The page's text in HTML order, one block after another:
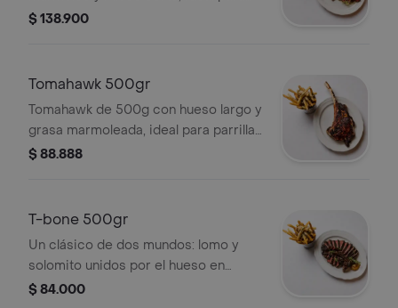
parrilla. Acompañado de mantequilla
$ 138.900
Tomahawk 500gr
Tomahawk de 500g con hueso largo y
grasa marmoleada, ideal para parrilla.
Corte jugoso y de sabor intenso.
$ 88.888
T-bone 500gr
Un clásico de dos mundos: lomo y
solomito unidos por el hueso en
forma de t. jugoso, firme y
$ 84.000